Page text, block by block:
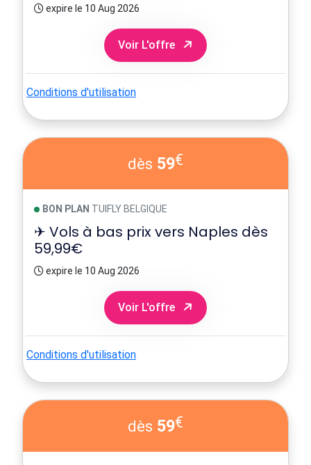
expire le 10 Aug 2026
Voir L'offre
Conditions d'utilisation
dès 59€
BON PLAN TUIFLY BELGIQUE
✈ Vols à bas prix vers Naples dès
59,99€
expire le 10 Aug 2026
Voir L'offre
Conditions d'utilisation
dès 59€